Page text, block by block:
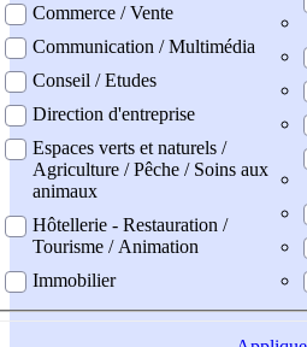
Commerce / Vente
Communication / Multimédia
Conseil / Etudes
Direction d'entreprise
Espaces verts et naturels /
Agriculture / Pêche / Soins aux
animaux
Hôtellerie - Restauration /
Tourisme / Animation
Immobilier